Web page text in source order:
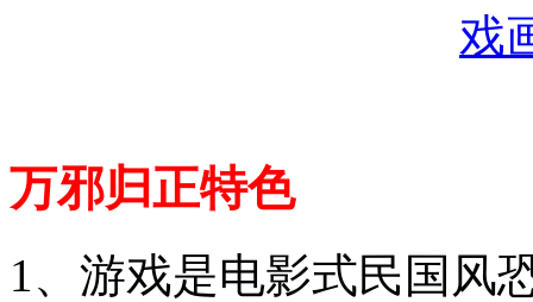
万邪归正特色
1、游戏是电影式民国风